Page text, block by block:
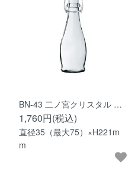
BN-43 二ノ宮クリスタル …
1,760円(税込)
直径35（最大75）×H221m
m